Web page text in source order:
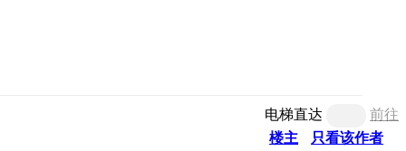
电梯直达
前往
楼主
只看该作者